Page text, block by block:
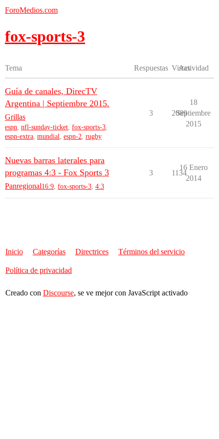
ForoMedios.com
fox-sports-3
Tema Respuestas Vistas
Actividad
Guía de canales, DirecTV
Argentina | Septiembre 2015.
Grillas
espn, nfl-sunday-ticket, fox-sports-3,
espn-extra, mundial, espn-2, rugby
3 2089
18
Septiembre
2015
Nuevas barras laterales para
programas 4:3 - Fox Sports 3
Panregional16:9 fox-sports-3 4:3
3 1134
16 Enero
2014
Inicio Categorías Directrices Términos del servicio
Política de privacidad
Creado con Discourse, se ve mejor con JavaScript activado